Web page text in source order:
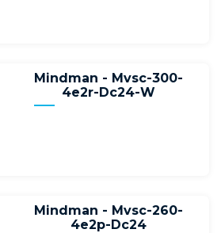
Mindman - Mvsc-300-
4e2r-Dc24-W
Mindman - Mvsc-260-
4e2p-Dc24